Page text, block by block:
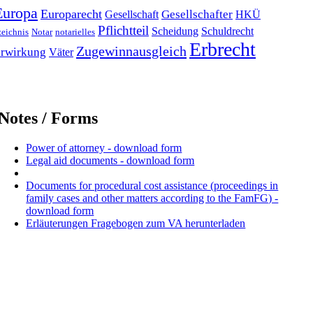
Europarecht Gesellschaft Gesellschafter HKÜ
Notar notarielles Pflichtteil Scheidung Schuldrecht
Väter Zugewinnausgleich Erbrecht
/ Forms
Power of attorney - download form
Legal aid documents - download form
Documents for procedural cost assistance (proceedings in
family cases and other matters according to the FamFG) -
download form
Erläuterungen Fragebogen zum VA herunterladen